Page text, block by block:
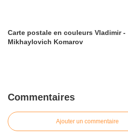
Carte postale en couleurs Vladimir -
Mikhaylovich Komarov
Commentaires
Ajouter un commentaire